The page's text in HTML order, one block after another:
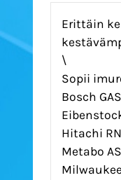
Erittäin
\
Sopii
Bosch
Hitachi
Metabo